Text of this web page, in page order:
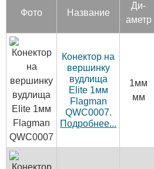
Фото Название
Ди­
аметр
Конектор на
вершинку
вудлища
Elite 1мм
Flagman
QWC0007.
Подробнее...
1мм
мм